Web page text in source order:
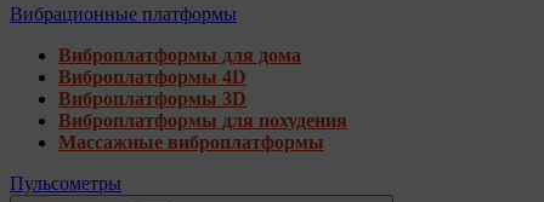
Вибрационные платформы
Виброплатформы для дома
Виброплатформы 4D
Виброплатформы 3D
Виброплатформы для похудения
Массажные виброплатформы
Пульсометры